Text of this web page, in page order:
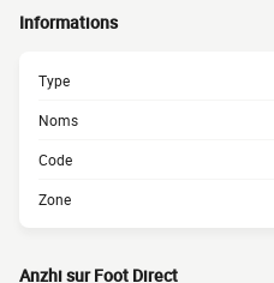
Informations
Type
Noms
Code
Zone
Anzhi sur Foot Direct